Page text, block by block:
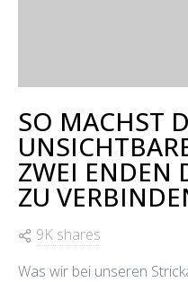
SO MACHST
ZWEI ENDEN
ZU
9K shares
Was wir bei unseren